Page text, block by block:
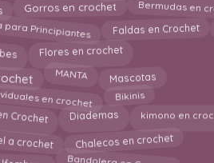
Gorros en crochet Bermudas en
para Principiantes Faldas en Crochet
Flores en crochet
MANTA Mascotas
en crochet Bikinis
Crochet Diademas kimono en
a crochet Chalecos en crochet